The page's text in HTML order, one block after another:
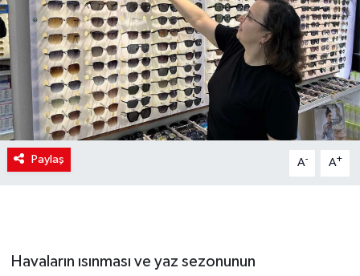
Paylaş A- A+
Havaların ısınması ve yaz sezonunun